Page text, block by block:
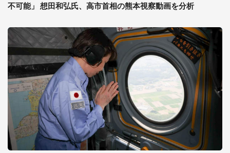
不可能」 想田和弘氏、高市首相の熊本視察動画を分析